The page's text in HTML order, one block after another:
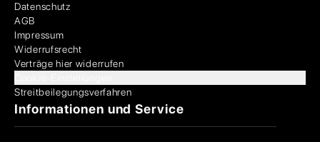
Datenschutz
AGB
Impressum
Widerrufsrecht
Verträge hier widerrufen
Streitbeilegungsverfahren
Informationen und Service